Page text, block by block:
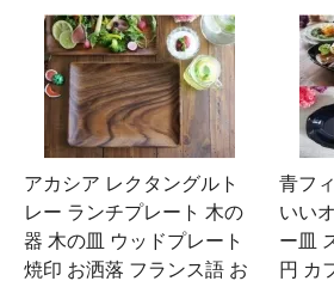
アカシア レクタングルト
レー ランチプレート 木の
器 木の皿 ウッドプレート
焼印 お洒落 フランス語 お
青フ
いい
ー皿
円 カ